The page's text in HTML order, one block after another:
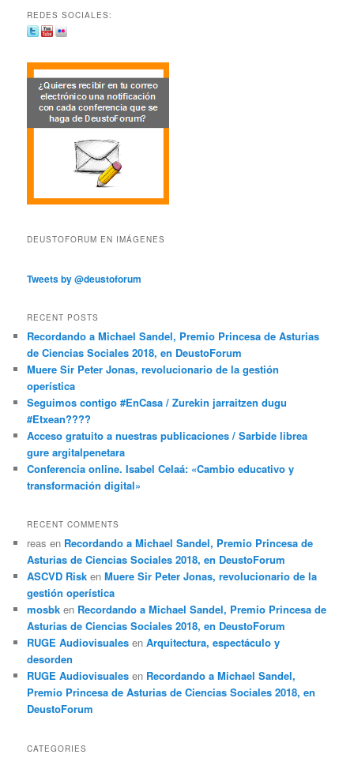
REDES SOCIALES:
DEUSTOFORUM EN IMÁGENES
Tweets by @deustoforum
RECENT POSTS
Recordando a Michael Sandel, Premio Princesa de Asturias
de Ciencias Sociales 2018, en DeustoForum
Muere Sir Peter Jonas, revolucionario de la gestión
operística
Seguimos contigo #EnCasa / Zurekin jarraitzen dugu
#Etxean????
Acceso gratuito a nuestras publicaciones / Sarbide librea
gure argitalpenetara
Conferencia online. Isabel Celaá: «Cambio educativo y
transformación digital»
RECENT COMMENTS
reas en Recordando a Michael Sandel, Premio Princesa de
Asturias de Ciencias Sociales 2018, en DeustoForum
ASCVD Risk enMuere Sir Peter Jonas, revolucionario de la
gestión operística
mosbk en Recordando a Michael Sandel, Premio Princesa de
Asturias de Ciencias Sociales 2018, en DeustoForum
RUGE Audiovisuales enArquitectura, espectáculo y
desorden
RUGE Audiovisuales en Recordando a Michael Sandel,
Premio Princesa de Asturias de Ciencias Sociales 2018, en
DeustoForum
CATEGORIES